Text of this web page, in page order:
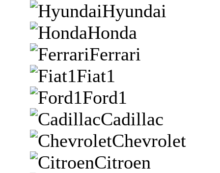
Hyundai
Honda
Ferrari
Fiat1
Ford1
Cadillac
Chevrolet
Citroen